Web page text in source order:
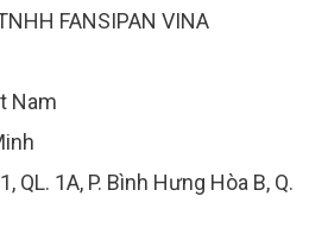
FANSIPAN VINA
Nam
QL. 1A, P. Bình Hưng Hòa B, Q.